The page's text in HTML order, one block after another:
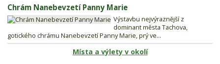
Chrám Nanebevzetí Panny Marie
Výstavbu nejvýraznější z
dominant města Tachova,
gotického chrámu Nanebevzetí Panny Marie, prý ve...
Místa a výlety v okolí